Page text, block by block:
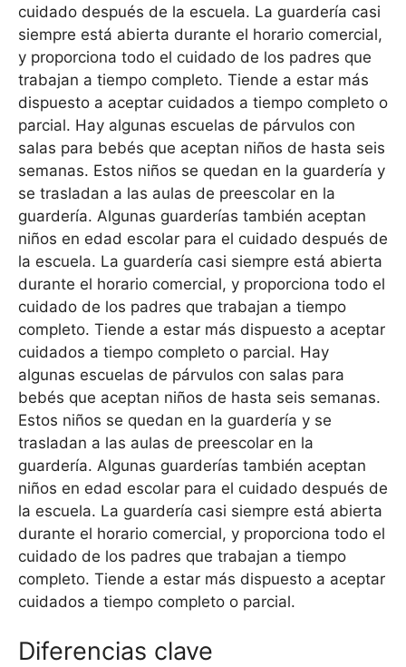
cuidado después de la escuela. La guardería casi
siempre está abierta durante el horario comercial,
y proporciona todo el cuidado de los padres que
trabajan a tiempo completo. Tiende a estar más
dispuesto a aceptar cuidados a tiempo completo o
parcial. Hay algunas escuelas de párvulos con
salas para bebés que aceptan niños de hasta seis
semanas. Estos niños se quedan en la guardería y
se trasladan a las aulas de preescolar en la
guardería. Algunas guarderías también aceptan
niños en edad escolar para el cuidado después de
la escuela. La guardería casi siempre está abierta
durante el horario comercial, y proporciona todo el
cuidado de los padres que trabajan a tiempo
completo. Tiende a estar más dispuesto a aceptar
cuidados a tiempo completo o parcial. Hay
algunas escuelas de párvulos con salas para
bebés que aceptan niños de hasta seis semanas.
Estos niños se quedan en la guardería y se
trasladan a las aulas de preescolar en la
guardería. Algunas guarderías también aceptan
niños en edad escolar para el cuidado después de
la escuela. La guardería casi siempre está abierta
durante el horario comercial, y proporciona todo el
cuidado de los padres que trabajan a tiempo
completo. Tiende a estar más dispuesto a aceptar
cuidados a tiempo completo o parcial.
Diferencias clave